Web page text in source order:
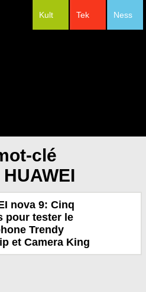
Ness
Tek
Kult
clé
nova 9: Cinq
pour tester le
Trendy
et Camera King